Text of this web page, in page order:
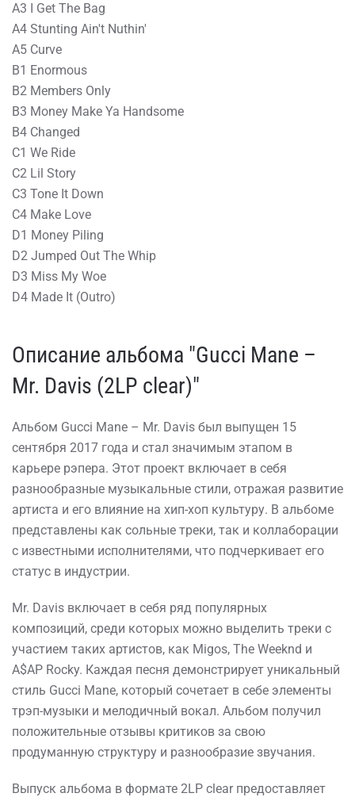
A3 I Get The Bag
A4 Stunting Ain't Nuthin'
A5 Curve
B1 Enormous
B2 Members Only
B3 Money Make Ya Handsome
B4 Changed
C1 We Ride
C2 Lil Story
C3 Tone It Down
C4 Make Love
D1 Money Piling
D2 Jumped Out The Whip
D3 Miss My Woe
D4 Made It (Outro)
Описание альбома "Gucci Mane –
Mr. Davis (2LP clear)"
Альбом Gucci Mane – Mr. Davis был выпущен 15
сентября 2017 года и стал значимым этапом в
карьере рэпера. Этот проект включает в себя
разнообразные музыкальные стили, отражая развитие
артиста и его влияние на хип-хоп культуру. В альбоме
представлены как сольные треки, так и коллаборации
с известными исполнителями, что подчеркивает его
статус в индустрии.
Mr. Davis включает в себя ряд популярных
композиций, среди которых можно выделить треки с
участием таких артистов, как Migos, The Weeknd и
A$AP Rocky. Каждая песня демонстрирует уникальный
стиль Gucci Mane, который сочетает в себе элементы
трэп-музыки и мелодичный вокал. Альбом получил
положительные отзывы критиков за свою
продуманную структуру и разнообразие звучания.
Выпуск альбома в формате 2LP clear предоставляет